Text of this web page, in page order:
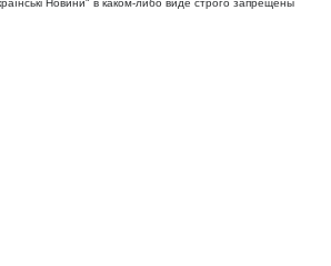
Новини" в каком-либо виде строго запрещены